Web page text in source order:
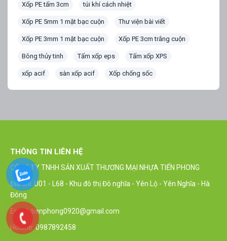
Xốp PE tấm 3cm túi khí cách nhiệt
Xốp PE 5mm 1 mặt bạc cuộn Thư viện bài viết
Xốp PE 3mm 1 mặt bạc cuộn Xốp PE 3cm trắng cuộn
Bông thủy tinh Tấm xốp eps Tấm xốp XPS
xốp acif sàn xốp acif Xốp chống sốc
THÔNG TIN LIÊN HỆ
CÔNG TY TNHH SẢN XUẤT THƯƠNG MẠI NHỰA TIẾN PHONG
Địa chỉ: U01 - L68 - Khu đô thị Đô nghĩa - Yên Lộ - Yên Nghĩa - Hà
Đông
Email: tienphong0920@gmail.com
Hotline: 0987892458